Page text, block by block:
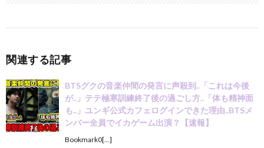
関連する記事
BTSグクの音楽仲間の発言に声殺到..「これは今後
が..」テテ極寒訓練終了後の過ごし方..「体も精神面
も..」ユンギ公式カフェログインできた理由..BTSメ
ンバー全員でイカゲーム出演？【速報】
Bookmark0[…]